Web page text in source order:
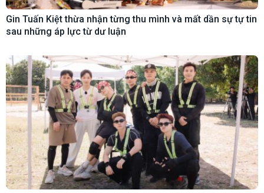
Gin Tuấn Kiệt thừa nhận từng thu mình và mất dần sự tự tin
sau những áp lực từ dư luận